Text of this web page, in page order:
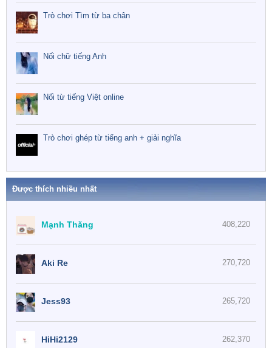
Trò chơi Tìm từ ba chân
Nối chữ tiếng Anh
Nối từ tiếng Việt online
Trò chơi ghép từ tiếng anh + giải nghĩa
Được thích nhiều nhất
408,220
Mạnh Thăng
270,720
Aki Re
265,720
Jess93
262,370
HiHi2129